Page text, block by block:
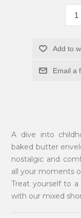
Add to
Email a
A dive into
baked butter
nostalgic and
all your moments
Treat yourself to
with our mixed